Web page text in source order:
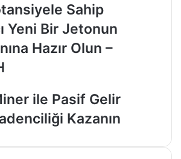
Sahip
Yeni Bir Jetonun
Hazır Olun –
ile Pasif Gelir
Kazanın